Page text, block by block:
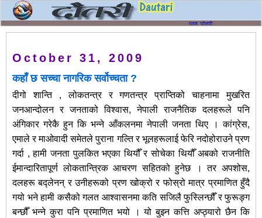
October 31, 2009
कहाँ छ सच्चा नागरिक सर्वोच्चता ?
दीगो शान्ति , लोकतन्त्र र गणतन्त्र प्राप्तिको चाहनामा मुखरित
जनआन्दोलन र जनताको विश्वास, नेपाली राजनैतिक दलहरूले पनि
अंगिकार गरेकै हुन कि भन्ने आँकलनमा नेपाली जनता थिए । कांग्रेस,
एमाले र माओवादी समेतले पुराना गल्ति र भूलहरूलाई फेरि नदोहोराउने प्रण
गर्दा , हामी जनता पुलकित भएका थियौँ र सोचेका थियौँ अबको राजनीति
ईमान्दारितापूर्ण लोकतान्त्रिक आचरण सहितको हुनेछ । तर अपशोस,
दलहरू बद्लेनन् र उनीहरूको प्रण खोक्रो र फोस्रो मात्र प्रमाणित हुँदै
गयो भने हामी कसैको गलत आश्वासनमा कति सजिलै फुस्लिन्छौँ र फुरूङ्ग
बन्छौँ भन्ने कुरा पनि प्रमाणित भयो । यो बुझ्न कत्ति अप्ठ्यारो छैन कि